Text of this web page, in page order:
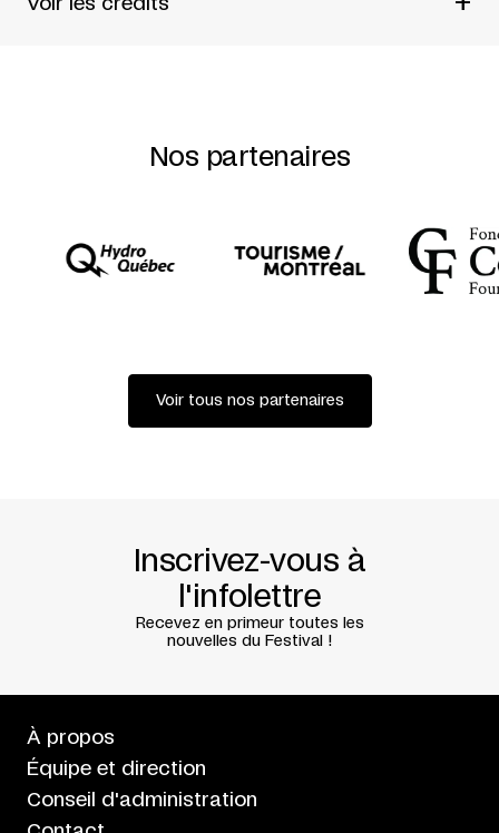
Nos partenaires
Voir tous nos partenaires
Inscrivez-vous à
l'infolettre
Recevez en primeur toutes les
nouvelles du Festival !
À propos
Équipe et direction
Conseil d'administration